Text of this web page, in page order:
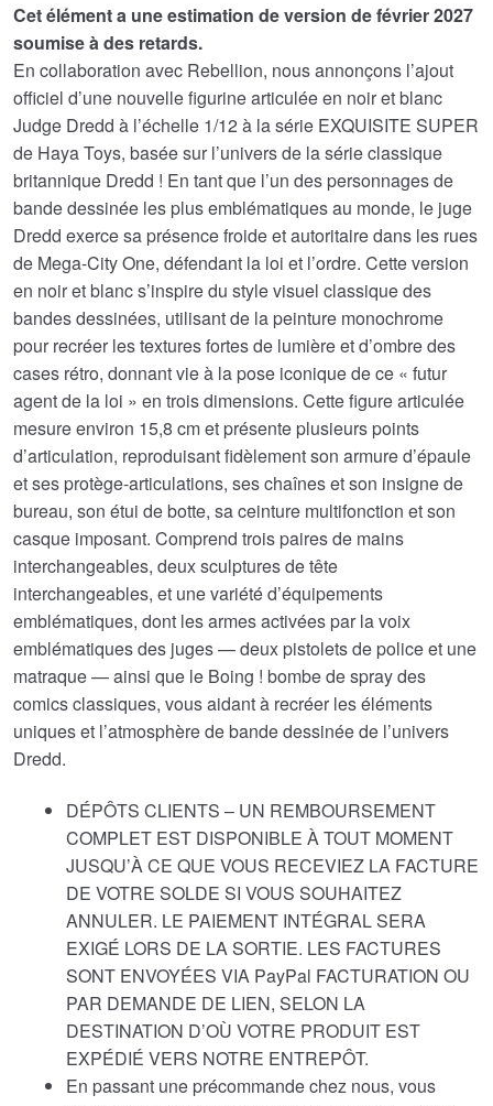
était :
€129.08.
actuel
est :
€116.74.
Cet élément a une estimation de version de février 2027
soumise à des retards.
En collaboration avec Rebellion, nous annonçons l’ajout
officiel d’une nouvelle figurine articulée en noir et blanc
Judge Dredd à l’échelle 1/12 à la série EXQUISITE SUPER
de Haya Toys, basée sur l’univers de la série classique
britannique Dredd ! En tant que l’un des personnages de
bande dessinée les plus emblématiques au monde, le juge
Dredd exerce sa présence froide et autoritaire dans les rues
de Mega-City One, défendant la loi et l’ordre. Cette version
en noir et blanc s’inspire du style visuel classique des
bandes dessinées, utilisant de la peinture monochrome
pour recréer les textures fortes de lumière et d’ombre des
cases rétro, donnant vie à la pose iconique de ce « futur
agent de la loi » en trois dimensions. Cette figure articulée
mesure environ 15,8 cm et présente plusieurs points
d’articulation, reproduisant fidèlement son armure d’épaule
et ses protège-articulations, ses chaînes et son insigne de
bureau, son étui de botte, sa ceinture multifonction et son
casque imposant. Comprend trois paires de mains
interchangeables, deux sculptures de tête
interchangeables, et une variété d’équipements
emblématiques, dont les armes activées par la voix
emblématiques des juges — deux pistolets de police et une
matraque — ainsi que le Boing ! bombe de spray des
comics classiques, vous aidant à recréer les éléments
uniques et l’atmosphère de bande dessinée de l’univers
Dredd.
DÉPÔTS CLIENTS – UN REMBOURSEMENT
COMPLET EST DISPONIBLE À TOUT MOMENT
JUSQU’À CE QUE VOUS RECEVIEZ LA FACTURE
DE VOTRE SOLDE SI VOUS SOUHAITEZ
ANNULER. LE PAIEMENT INTÉGRAL SERA
EXIGÉ LORS DE LA SORTIE. LES FACTURES
SONT ENVOYÉES VIA PayPal FACTURATION OU
PAR DEMANDE DE LIEN, SELON LA
DESTINATION D’OÙ VOTRE PRODUIT EST
EXPÉDIÉ VERS NOTRE ENTREPÔT.
En passant une précommande chez nous, vous